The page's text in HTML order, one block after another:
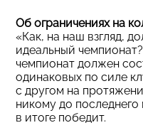
Об ограничениях на
«Как, на наш взгляд,
идеальный
чемпионат должен
одинаковых по силе
с другом на
никому до
в итоге победит.